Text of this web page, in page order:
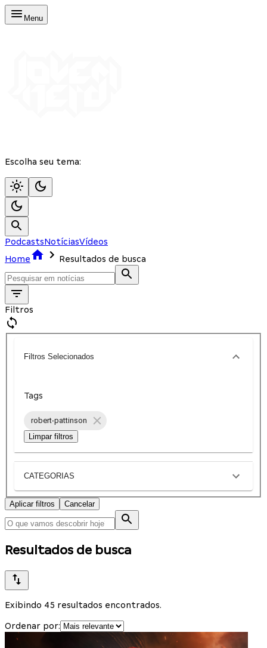
Menu
Escolha seu tema:
PodcastsNotíciasVídeos
Home
Resultados de busca
Filtros
Filtros Selecionados
Tags
robert-pattinson
Limpar filtros
CATEGORIAS
Aplicar filtros Cancelar
Resultados de busca
Exibindo 45 resultados encontrados.
Ordenar por: